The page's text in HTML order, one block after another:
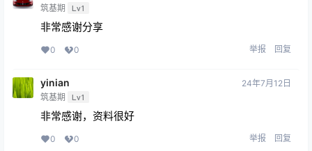
筑基期 Lv1
非常感谢分享
0 0 举报 回复
yinian
筑基期 Lv1
24年7月12日
非常感谢，资料很好
0 0 举报 回复